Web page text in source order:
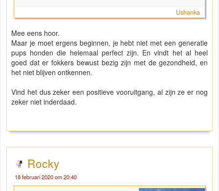
Ushanka
Mee eens hoor.
Maar je moet ergens beginnen, je hebt niet met een generatie
pups honden die helemaal perfect zijn. En vindt het al heel
goed dat er fokkers bewust bezig zijn met de gezondheid, en
het niet blijven ontkennen.
Vind het dus zeker een positieve vooruitgang, al zijn ze er nog
zeker niet inderdaad.
Rocky
18 februari 2020 om 20:40